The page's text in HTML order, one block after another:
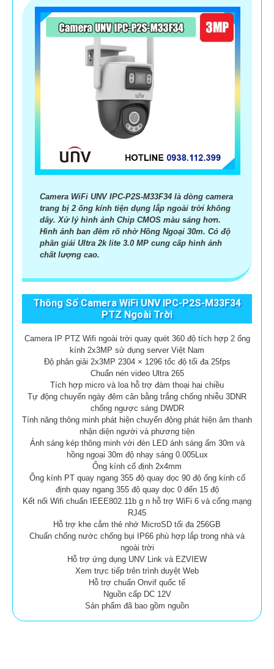
Camera WiFi UNV IPC-P2S-M33F34 là dòng camera
trang bị 2 ống kính tiện dụng lắp ngoài trời không
dây. Xử lý hình ảnh Chip CMOS màu sáng hơn.
Hình ảnh ban đêm rõ nhờ Hồng Ngoại 30m. Có độ
phân giải Ultra 2k lite 3.0 MP cung cấp hình ảnh
chất lượng cao.
Thông Số Camera WiFi UNV IPC-P2S-M33F34
PTZ Ngoài Trời
Camera IP PTZ Wifi ngoài trời quay quét 360 độ tích hợp 2 ống
kính 2x3MP sử dụng server Việt Nam
Độ phân giải 2x3MP 2304 × 1296 tốc độ tối đa 25fps
Chuẩn nén video Ultra 265
Tích hợp micro và loa hỗ trợ đàm thoại hai chiều
Tự động chuyển ngày đêm cân bằng trắng chống nhiễu 3DNR
chống ngược sáng DWDR
Tính năng thông minh phát hiện chuyển động phát hiện âm thanh
nhận diện người và phương tiện
Ánh sáng kép thông minh với đèn LED ánh sáng ấm 30m và
hồng ngoại 30m độ nhạy sáng 0.005Lux
Ống kính cố định 2x4mm
Ống kính PT quay ngang 355 độ quay dọc 90 độ ống kính cố
định quay ngang 355 độ quay dọc 0 đến 15 độ
Kết nối Wifi chuẩn IEEE802.11b g n hỗ trợ WiFi 6 và cổng mạng
RJ45
Hỗ trợ khe cắm thẻ nhớ MicroSD tối đa 256GB
Chuẩn chống nước chống bụi IP66 phù hợp lắp trong nhà và
ngoài trời
Hỗ trợ ứng dụng UNV Link và EZVIEW
Xem trực tiếp trên trình duyệt Web
Hỗ trợ chuẩn Onvif quốc tế
Nguồn cấp DC 12V
Sản phẩm đã bao gồm nguồn